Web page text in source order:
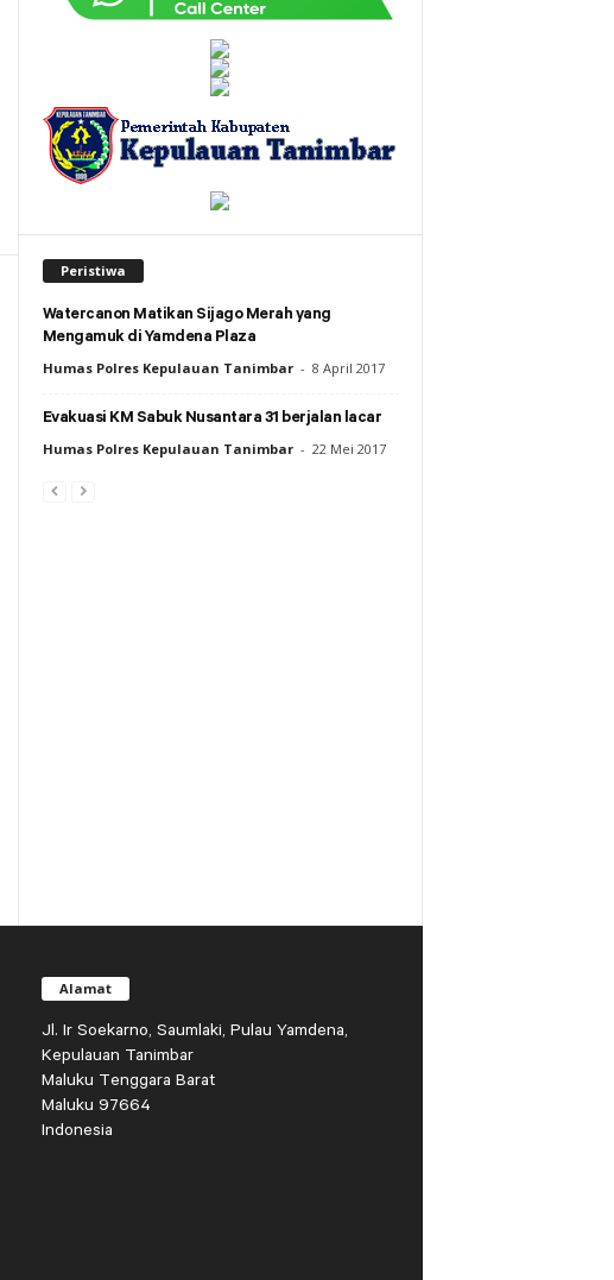
Peristiwa
Watercanon Matikan Sijago Merah yang
Mengamuk di Yamdena Plaza
Humas Polres Kepulauan Tanimbar - 8 April 2017
Evakuasi KM Sabuk Nusantara 31 berjalan lacar
Humas Polres Kepulauan Tanimbar - 22 Mei 2017
Alamat
Jl. Ir Soekarno, Saumlaki, Pulau Yamdena,
Kepulauan Tanimbar
Maluku Tenggara Barat
Maluku 97664
Indonesia